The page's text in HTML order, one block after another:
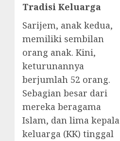
Tradisi Keluarga
Sarijem, anak kedua,
memiliki sembilan
orang anak. Kini,
keturunannya
berjumlah 52 orang.
Sebagian besar dari
mereka beragama
Islam, dan lima kepala
keluarga (KK) tinggal